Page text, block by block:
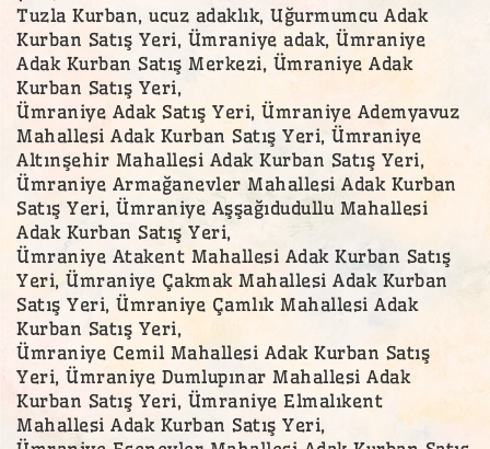
Tuzla Kurban, ucuz adaklık, Uğurmumcu Adak
Kurban Satış Yeri, Ümraniye adak, Ümraniye
Adak Kurban Satış Merkezi, Ümraniye Adak
Kurban Satış Yeri,
Ümraniye Adak Satış Yeri, Ümraniye Ademyavuz
Mahallesi Adak Kurban Satış Yeri, Ümraniye
Altınşehir Mahallesi Adak Kurban Satış Yeri,
Ümraniye Armağanevler Mahallesi Adak Kurban
Satış Yeri, Ümraniye Aşşağıdudullu Mahallesi
Adak Kurban Satış Yeri,
Ümraniye Atakent Mahallesi Adak Kurban Satış
Yeri, Ümraniye Çakmak Mahallesi Adak Kurban
Satış Yeri, Ümraniye Çamlık Mahallesi Adak
Kurban Satış Yeri,
Ümraniye Cemil Mahallesi Adak Kurban Satış
Yeri, Ümraniye Dumlupınar Mahallesi Adak
Kurban Satış Yeri, Ümraniye Elmalıkent
Mahallesi Adak Kurban Satış Yeri,